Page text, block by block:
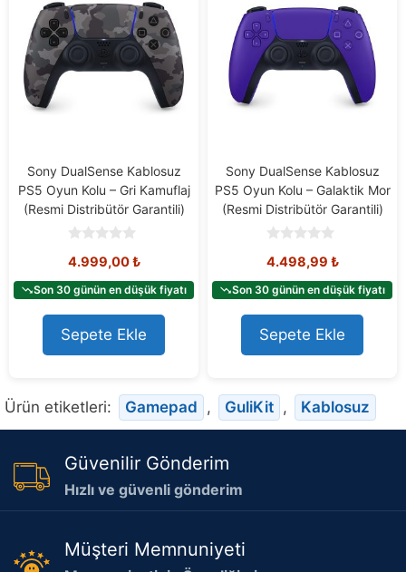
Sony DualSense Kablosuz
PS5 Oyun Kolu – Gri Kamuflaj
(Resmi Distribütör Garantili)
o
t
o
f
5
4.999,00₺
Son 30 günün en düşük fiyatı
Sepete Ekle
Sony DualSense Kablosuz
PS5 Oyun Kolu – Galaktik Mor
(Resmi Distribütör Garantili)
o
t
o
f
5
4.498,99 ₺
Son 30 günün en düşük fiyatı
Sepete Ekle
Ürün etiketleri: Gamepad , GuliKit , Kablosuz
Güvenilir Gönderim
Hızlı ve güvenli gönderim
Müşteri Memnuniyeti